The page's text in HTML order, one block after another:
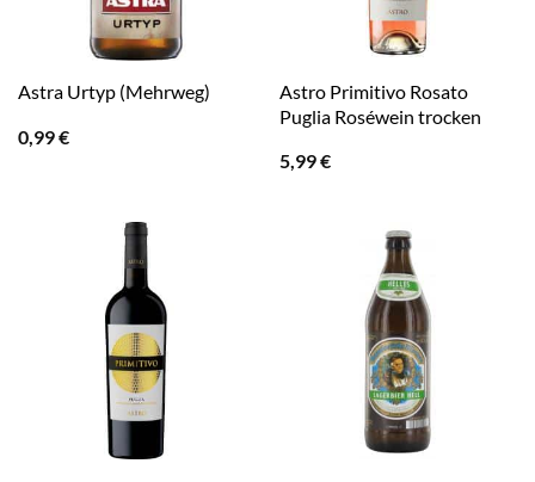
Astra Urtyp (Mehrweg)
0,99€
Astro Primitivo Rosato
Puglia Roséwein trocken
5,99€